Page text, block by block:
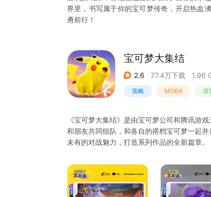
界里，书写属于你的宝可梦传奇，开启热血
勇前行！
宝可梦大集结
2.6 77.4万下载 1.96
策略 MOBA 冒
《宝可梦大集结》是由宝可梦公司和腾讯游
和朋友共同组队，和各自的搭档宝可梦一起
未有的对战魅力，打造系列作品的全新篇章。